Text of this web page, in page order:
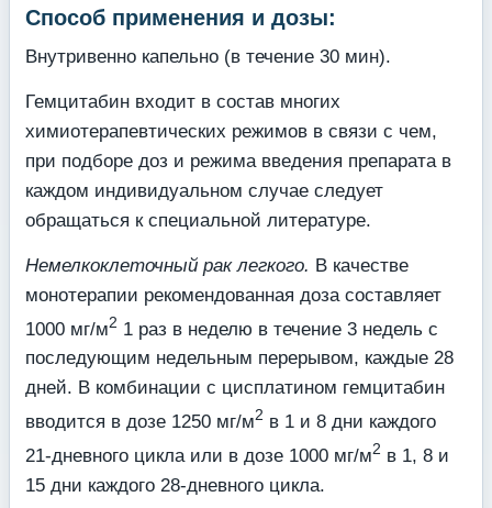
Способ применения и дозы:
Внутривенно капельно (в течение 30 мин).
Гемцитабин входит в состав многих
химиотерапевтических режимов в связи с чем,
при подборе доз и режима введения препарата в
каждом индивидуальном случае следует
обращаться к специальной литературе.
Немелкоклеточный рак легкого. В качестве
монотерапии рекомендованная доза составляет
1000 мг/м2 1 раз в неделю в течение 3 недель с
последующим недельным перерывом, каждые 28
дней. В комбинации с цисплатином гемцитабин
вводится в дозе 1250 мг/м2 в 1 и 8 дни каждого
21-дневного цикла или в дозе 1000 мг/м2 в 1, 8 и
15 дни каждого 28-дневного цикла.